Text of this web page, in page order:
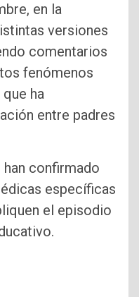
en la
versiones
comentarios
fenómenos
ha
entre padres
confirmado
específicas
el episodio